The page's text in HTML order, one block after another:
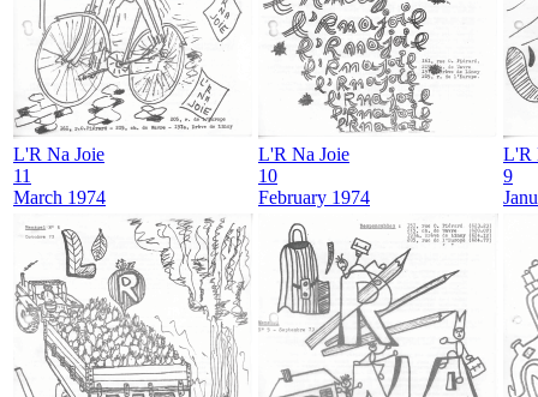
L'R Na Joie
11
March 1974
L'R Na Joie
10
February 1974
L'R
9